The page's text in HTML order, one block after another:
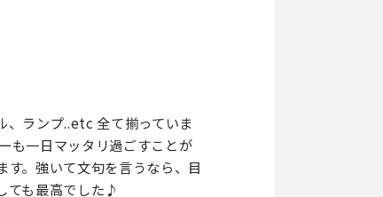
、ランプ..etc 全て揃っていま
も一日マッタリ過ごすことが
。強いて文句を言うなら、目
ても最高でした♪